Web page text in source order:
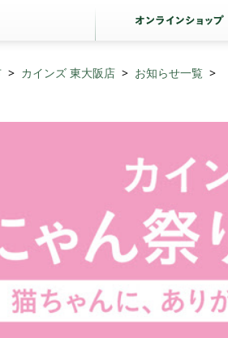
カインズ 東大阪店 お知らせ一覧